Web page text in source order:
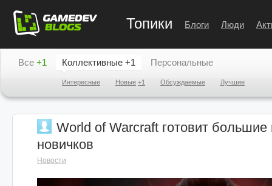
Топики Блоги Люди
Все +1 Коллективные +1
Интересные Новые +1 Обсуждаемые Лучшие
Персональные
World of Warcraft готовит
новичков
Новости